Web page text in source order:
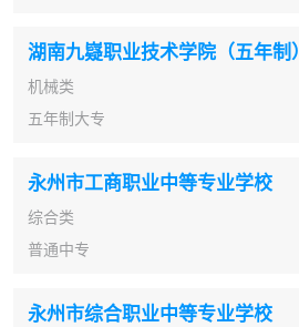
湖南九嶷职业技术学院（五年制）
机械类
五年制大专
永州市工商职业中等专业学校
综合类
普通中专
永州市综合职业中等专业学校